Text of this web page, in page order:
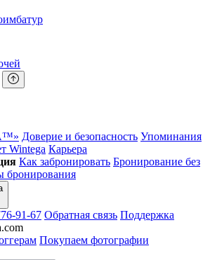
Доверие и безопасность Упоминания
Wintega Карьера
Как забронировать Бронирование без
бронирования
91-67 Обратная связь Поддержка
Покупаем фотографии